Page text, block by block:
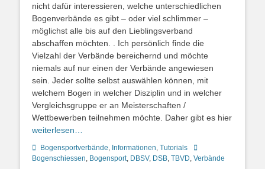
nicht dafür interessieren, welche unterschiedlichen
Bogenverbände es gibt – oder viel schlimmer –
möglichst alle bis auf den Lieblingsverband
abschaffen möchten. . Ich persönlich finde die
Vielzahl der Verbände bereichernd und möchte
niemals auf nur einen der Verbände angewiesen
sein. Jeder sollte selbst auswählen können, mit
welchem Bogen in welcher Disziplin und in welcher
Vergleichsgruppe er an Meisterschaften /
Wettbewerben teilnehmen möchte. Daher gibt es hier
weiterlesen…
Kategorien
Bogensportverbände, Informationen, Tutorials
Schlagworte
Bogenschiessen, Bogensport, DBSV, DSB, TBVD, Verbände